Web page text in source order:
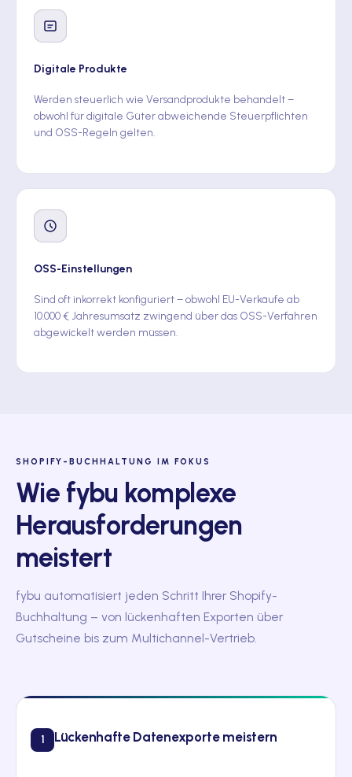
Digitale Produkte
Werden steuerlich wie Versandprodukte behandelt –
obwohl für digitale Güter abweichende Steuerpflichten
und OSS-Regeln gelten.
OSS-Einstellungen
Sind oft inkorrekt konfiguriert – obwohl EU-Verkäufe ab
10.000 € Jahresumsatz zwingend über das OSS-Verfahren
abgewickelt werden müssen.
SHOPIFY-BUCHHALTUNG IM FOKUS
Wie fybu komplexe
Herausforderungen
meistert
fybu automatisiert jeden Schritt Ihrer Shopify-
Buchhaltung – von lückenhaften Exporten über
Gutscheine bis zum Multichannel-Vertrieb.
1 Lückenhafte Datenexporte meistern